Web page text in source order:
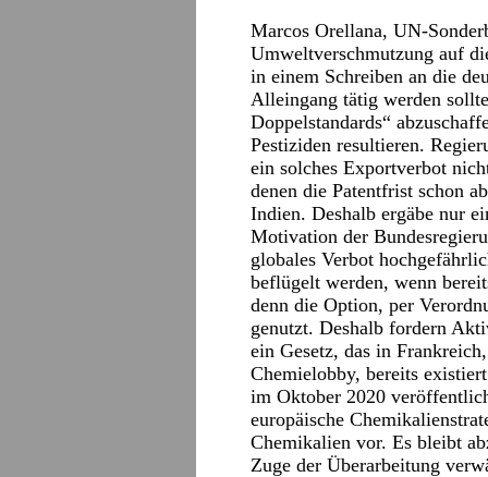
Marcos Orellana, UN-
Umweltverschmutzung auf
in einem Schreiben an die
Alleingang tätig werden
Doppelstandards“
Pestiziden resultieren.
ein solches Exportverbot
denen die Patentfrist schon
Indien. Deshalb ergäbe nur
Motivation der
globales Verbot
beflügelt werden, wenn
denn die Option, per
genutzt. Deshalb fordern
ein Gesetz, das in
Chemielobby, bereits
im Oktober 2020
europäische
Chemikalien vor. Es bleibt
Zuge der Überarbeitung